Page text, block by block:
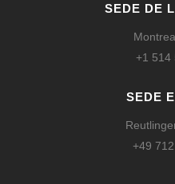
SEDE DE
+1 514
SEDE
+49